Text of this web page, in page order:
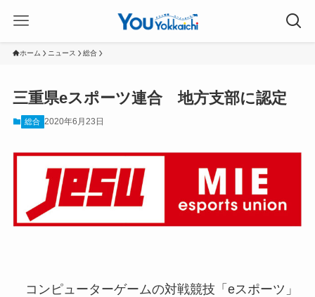
ホーム ニュース 総合
三重県eスポーツ連合 地方支部に認定
総合 2020年6月23日
コンピューターゲームの対戦競技「eスポーツ」